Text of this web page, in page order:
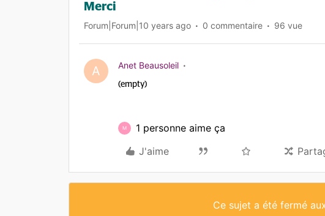
Merci
Forum|Forum|10 years ago 0 commentaire 96 vue
A Anet Beausoleil
(empty)
M
1 personne aime ça
J'aime
Ce sujet a été fermé